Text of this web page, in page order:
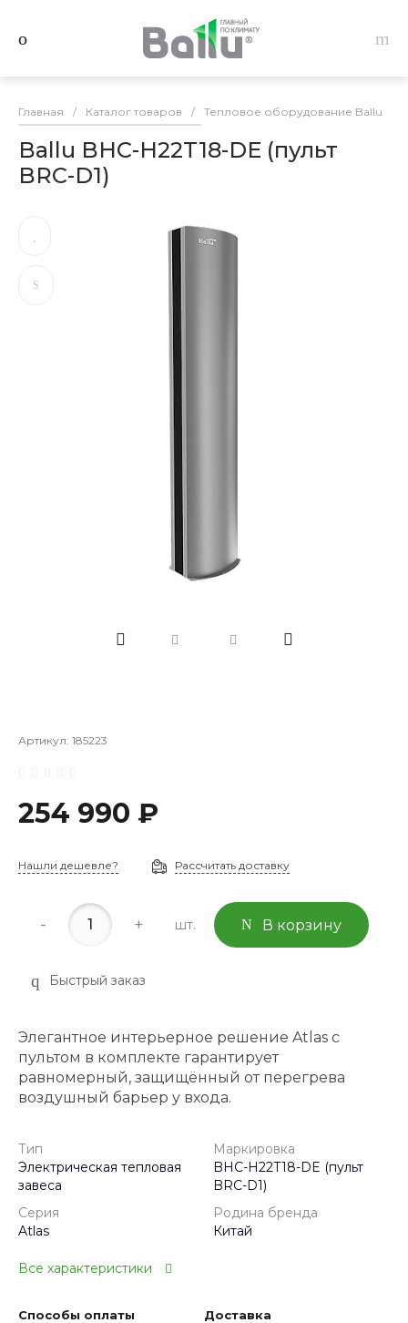
Главная / Каталог товаров / Тепловое оборудование Ballu
Ballu BHC-H22T18-DE (пульт
BRC-D1)
Артикул: 185223
254 990 ₽
Нашли дешевле? Рассчитать доставку
- + шт. В корзину
Быстрый заказ
Элегантное интерьерное решение Atlas с
пультом в комплекте гарантирует
равномерный, защищённый от перегрева
воздушный барьер у входа.
Тип
Электрическая тепловая
завеса
Маркировка
BHC-H22T18-DE (пульт
BRC-D1)
Серия
Atlas
Родина бренда
Китай
Все характеристики
Способы оплаты Доставка